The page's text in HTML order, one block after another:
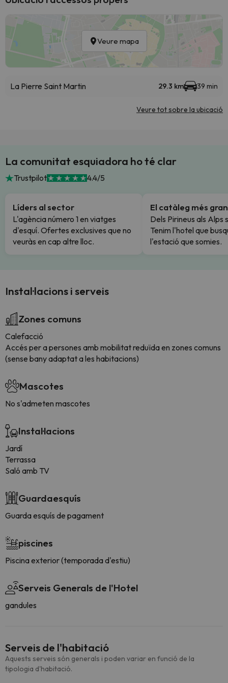
Veure mapa
La Pierre Saint Martin 29.3 km 39 min
Veure tot sobre la ubicació
La comunitat esquiadora ho té clar
Trustpilot 4.4/5
Líders al sector
L'agència número 1 en viatges
d'esquí. Ofertes exclusives que no
veuràs en cap altre lloc.
El catàleg més gran
Dels Pirineus als Alps
Tenim l'hotel que
l'estació que somies.
Instal·lacions i serveis
Zones comuns
Calefacció
Accés per a persones amb mobilitat reduïda en zones comuns
(sense bany adaptat a les habitacions)
Mascotes
No s'admeten mascotes
Instal·lacions
Jardí
Terrassa
Saló amb TV
Guardaesquís
Guarda esquís de pagament
piscines
Piscina exterior (temporada d'estiu)
Serveis Generals de l'Hotel
gandules
Serveis de l'habitació
Aquests serveis són generals i poden variar en funció de la
tipologia d'habitació.